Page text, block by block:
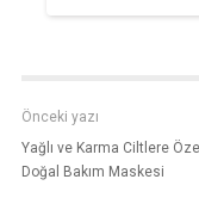
Önceki yazı
Yağlı ve Karma Ciltlere Özel
Doğal Bakım Maskesi